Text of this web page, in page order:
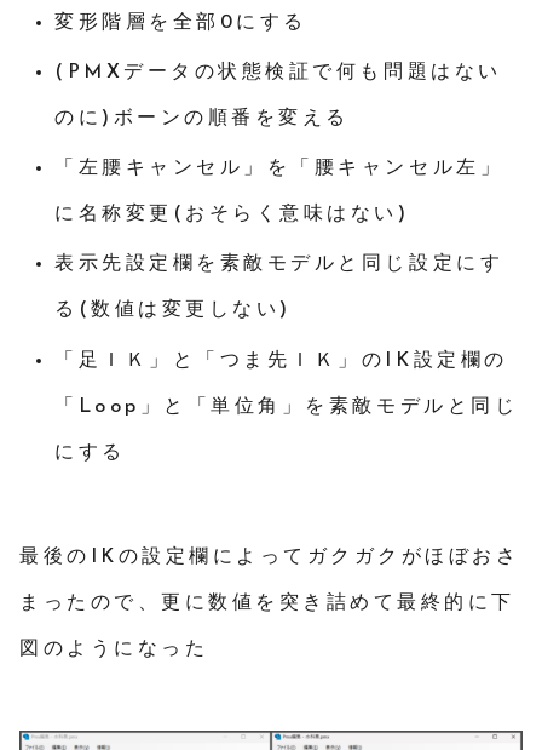
変形階層を全部0にする
(PMXデータの状態検証で何も問題はない
のに)ボーンの順番を変える
「左腰キャンセル」を「腰キャンセル左」
に名称変更(おそらく意味はない)
表示先設定欄を素敵モデルと同じ設定にす
る(数値は変更しない)
「足ＩＫ」と「つま先ＩＫ」のIK設定欄の
「Loop」と「単位角」を素敵モデルと同じ
にする
最後のIKの設定欄によってガクガクがほぼおさ
まったので、更に数値を突き詰めて最終的に下
図のようになった